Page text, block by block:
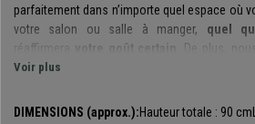
parfaitement dans n’importe quel espace où
votre salon ou salle à manger, quel
réaffirmera
votre goût certain
. De plus,
autant le revêtement que nous vous
facilitera votre sélection.
Voir plus
DIMENSIONS (approx.):Hauteur totale : 90 cm